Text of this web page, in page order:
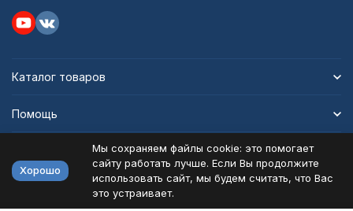
Каталог товаров
Помощь
Политика персональных данных
Хорошо
Мы сохраняем файлы cookie: это помогает
сайту работать лучше. Если Вы продолжите
использовать сайт, мы будем считать, что Вас
это устраивает.